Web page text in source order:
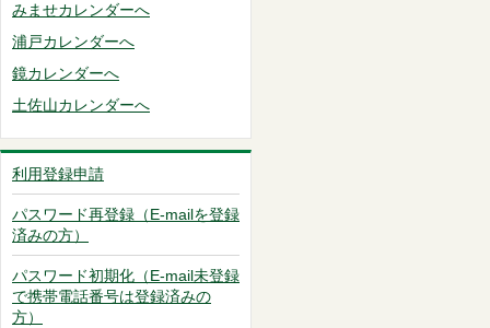
みませカレンダーへ
浦戸カレンダーへ
鏡カレンダーへ
土佐山カレンダーへ
利用登録申請
パスワード再登録（E-mailを登録
済みの方）
パスワード初期化（E-mail未登録
で携帯電話番号は登録済みの
方）